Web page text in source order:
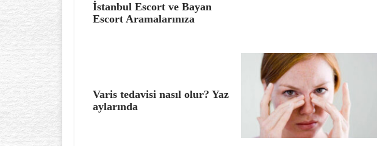
İstanbul Escort ve Bayan
Escort Aramalarınıza
Varis tedavisi nasıl olur? Yaz
aylarında